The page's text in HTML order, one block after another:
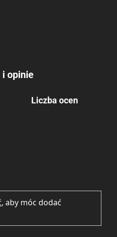
i opinie
Liczba ocen
, aby móc dodać